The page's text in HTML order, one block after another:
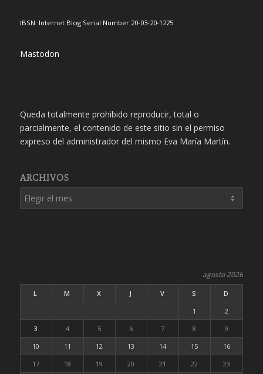
IBSN: Internet Blog Serial Number 20-03-20-1225
Mastodon
Queda totalmente prohibido reproducir, total o
parcialmente, el contenido de este sitio sin el permiso
expreso del administrador del mismo Eva María Martín.
ARCHIVOS
agosto 2026
L M X J V S
D
1
2
3
4 5 6 7 8
9
10
11 12 13 14 15
16
17
18 19 20 21 22
23